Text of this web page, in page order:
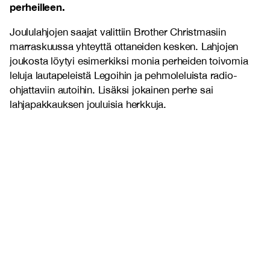
perheilleen.
Joululahjojen saajat valittiin Brother Christmasiin
marraskuussa yhteyttä ottaneiden kesken. Lahjojen
joukosta löytyi esimerkiksi monia perheiden toivomia
leluja lautapeleistä Legoihin ja pehmoleluista radio-
ohjattaviin autoihin. Lisäksi jokainen perhe sai
lahjapakkauksen jouluisia herkkuja.